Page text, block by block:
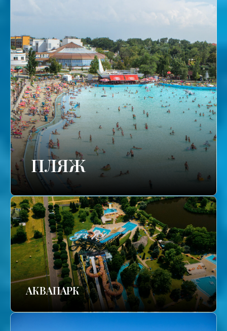
ПЛЯЖ
АКВАПАРК